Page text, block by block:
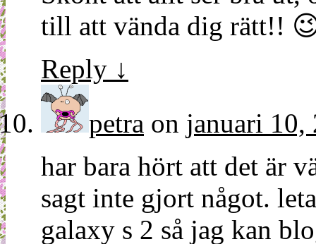
till att vända dig rätt!!
Reply ↓
petra on januari 10,
har bara hört att det är
sagt inte gjort något.
galaxy s 2 så jag kan